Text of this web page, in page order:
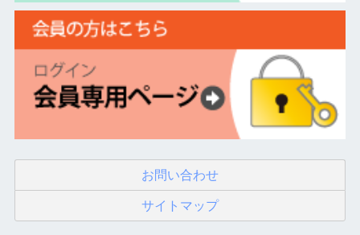
お問い合わせ
サイトマップ